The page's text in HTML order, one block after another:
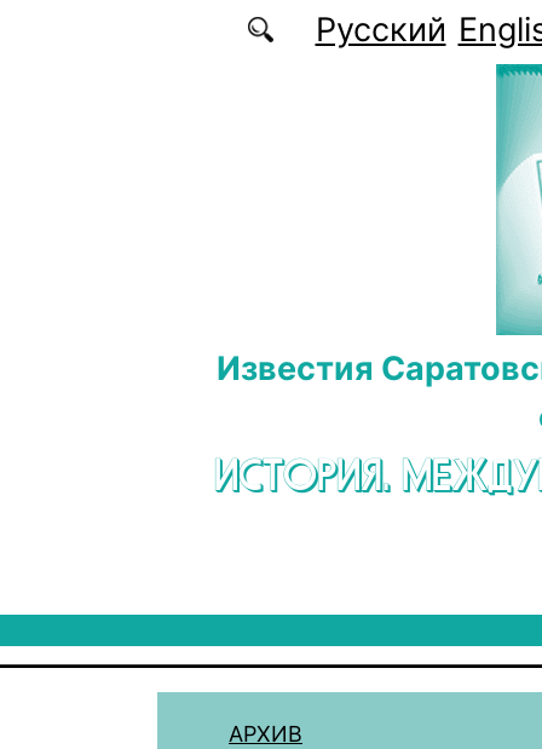
Перейти к основному содержаниюРусский
Известия
ИСТОРИЯ.
АРХИВ